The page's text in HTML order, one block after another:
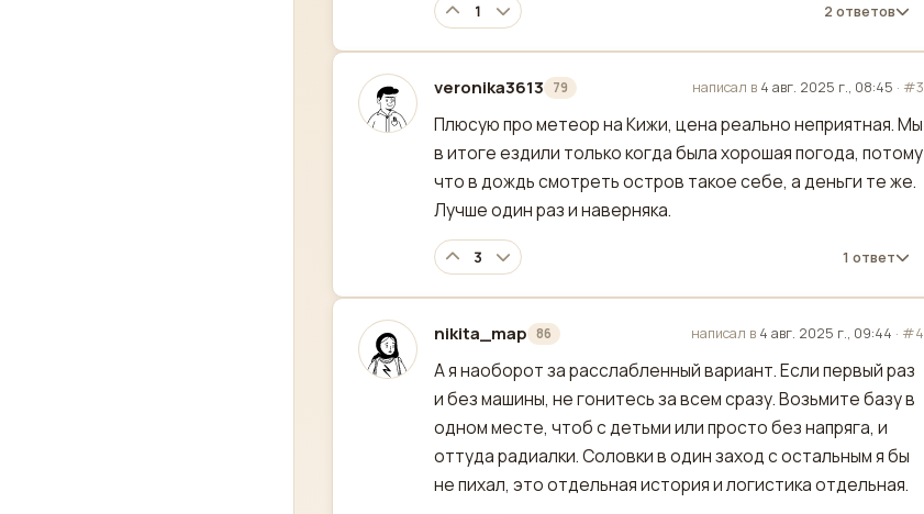
1 2 ответов
veronika3613 79
отредактировано написал в 4 авг. 2025 г., 08:45 · #3
Плюсую про метеор на Кижи, цена реально неприятная. Мы
в итоге ездили только когда была хорошая погода, потому
что в дождь смотреть остров такое себе, а деньги те же.
Лучше один раз и наверняка.
3 1 ответ
nikita_map 86
отредактировано написал в 4 авг. 2025 г., 09:44 · #4
А я наоборот за расслабленный вариант. Если первый раз
и без машины, не гонитесь за всем сразу. Возьмите базу в
одном месте, чтоб с детьми или просто без напряга, и
оттуда радиалки. Соловки в один заход с остальным я бы
не пихал, это отдельная история и логистика отдельная.